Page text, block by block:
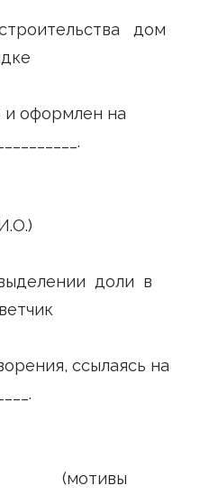
дом
и оформлен на
доли в
ссылаясь на